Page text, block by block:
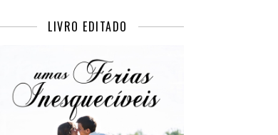
LIVRO EDITADO